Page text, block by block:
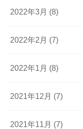
2022年3月 (8)
2022年2月 (7)
2022年1月 (8)
2021年12月 (7)
2021年11月 (7)